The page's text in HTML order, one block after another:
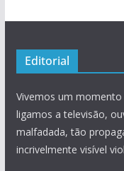
Editorial
Vivemos um
ligamos a televisão,
malfadada, tão
incrivelmente visível